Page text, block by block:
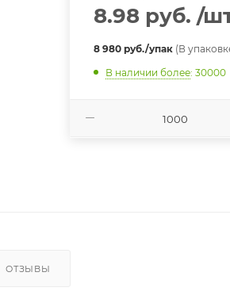
8.98 руб. /
8 980 руб./упак(В
В наличии более: 30000
ОТЗЫВЫ